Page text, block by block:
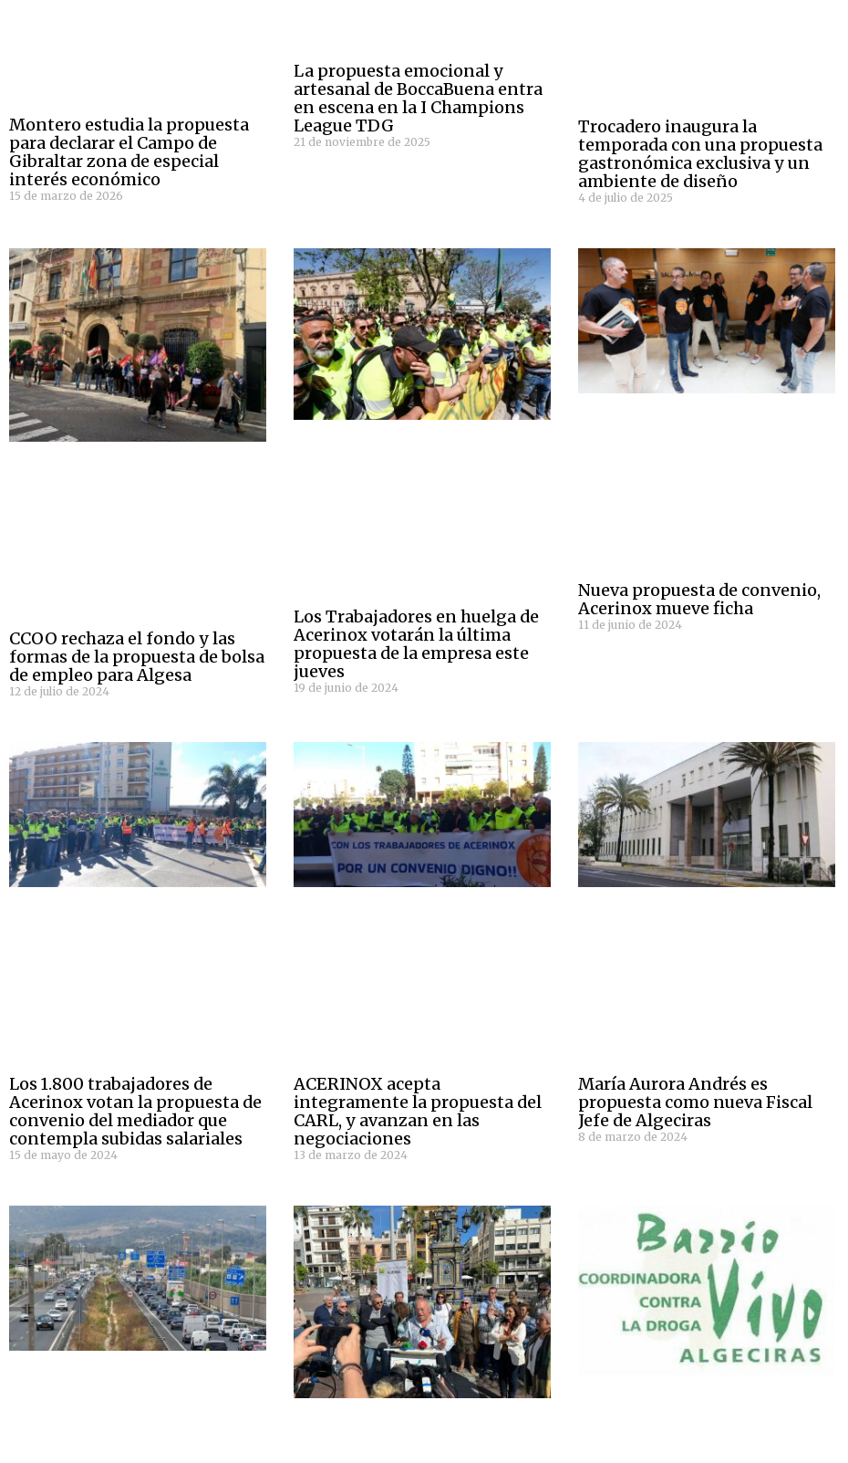
Montero estudia la propuesta
para declarar el Campo de
Gibraltar zona de especial
interés económico
15 de marzo de 2026
La propuesta emocional y
artesanal de BoccaBuena entra
en escena en la I Champions
League TDG
21 de noviembre de 2025
Trocadero inaugura la
temporada con una propuesta
gastronómica exclusiva y un
ambiente de diseño
4 de julio de 2025
CCOO rechaza el fondo y las
formas de la propuesta de bolsa
de empleo para Algesa
12 de julio de 2024
Los Trabajadores en huelga de
Acerinox votarán la última
propuesta de la empresa este
jueves
19 de junio de 2024
Nueva propuesta de convenio,
Acerinox mueve ficha
11 de junio de 2024
Los 1.800 trabajadores de
Acerinox votan la propuesta de
convenio del mediador que
contempla subidas salariales
15 de mayo de 2024
ACERINOX acepta
integramente la propuesta del
CARL, y avanzan en las
negociaciones
13 de marzo de 2024
María Aurora Andrés es
propuesta como nueva Fiscal
Jefe de Algeciras
8 de marzo de 2024